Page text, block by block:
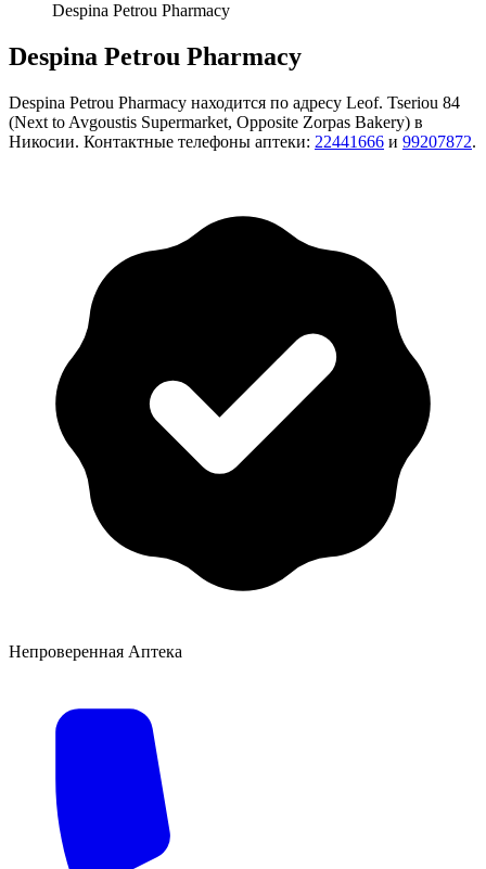
Despina Petrou Pharmacy
Despina Petrou Pharmacy
Despina Petrou Pharmacy находится по адресу Leof. Tseriou 84
(Next to Avgoustis Supermarket, Opposite Zorpas Bakery) в
Никосии. Контактные телефоны аптеки: 22441666 и 99207872.
Непроверенная Аптека